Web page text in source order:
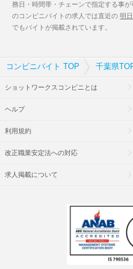
務日・時間帯・チェーンで指定する事
のコンビニバイトの求人では直近の 明
でもバイトが掲載されています。
コンビニバイト TOP 千葉県
ショットワークスコンビニとは
ヘルプ
利用規約
改正職業安定法への対応
求人掲載について